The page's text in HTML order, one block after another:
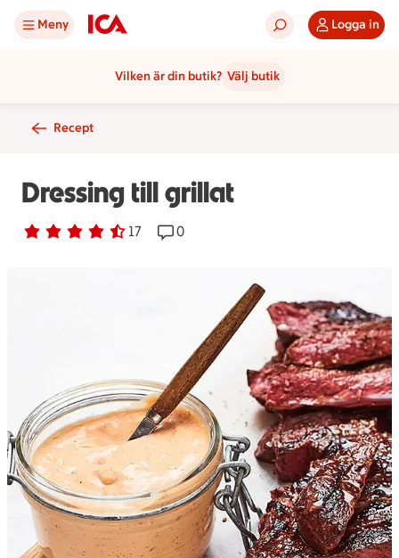
Meny Logga in
Vilken är din butik? Välj butik
Recept
Dressing till grillat
Betyg 4.5 av 5. 17
17 personer har röstatReceptet har 0 kommentarer
0